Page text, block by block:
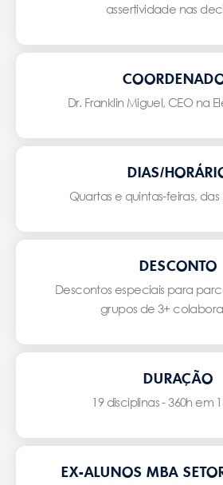
assertividade nas
Dr. Franklin Miguel, CEO na
DIAS/
Quartas e quintas-feiras, das
DESCONTO
Descontos especiais para
grupos de 3+
DURAÇÃO
19 disciplinas - 360h em
EX-ALUNOS MBA